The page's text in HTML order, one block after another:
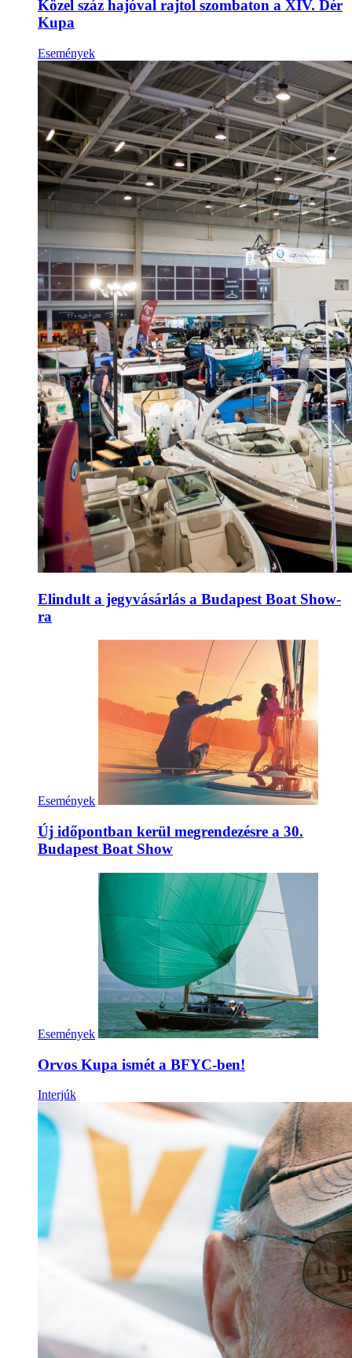
Közel száz hajóval rajtol szombaton a XIV. Dér
Kupa
Események
Elindult a jegyvásárlás a Budapest Boat Show-
ra
Események
Új időpontban kerül megrendezésre a 30.
Budapest Boat Show
Események
Orvos Kupa ismét a BFYC-ben!
Interjúk